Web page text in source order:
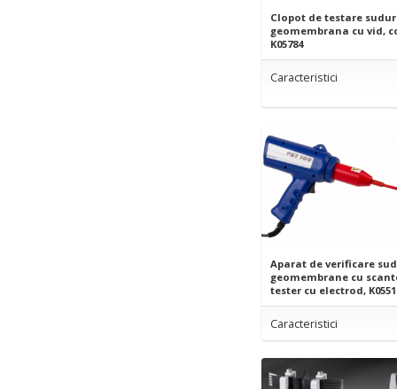
Clopot de testare
geomembrana cu vid,
K05784
Caracteristici
Aparat de verificare
geomembrane cu
tester cu electrod,
Caracteristici